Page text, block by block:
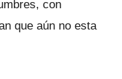
con
que aún no esta